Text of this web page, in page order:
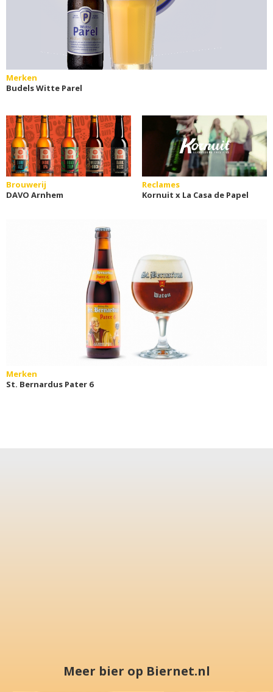
Merken
Budels Witte Parel
Brouwerij
DAVO Arnhem
Reclames
Kornuit x La Casa de Papel
Merken
St. Bernardus Pater 6
Meer bier op Biernet.nl